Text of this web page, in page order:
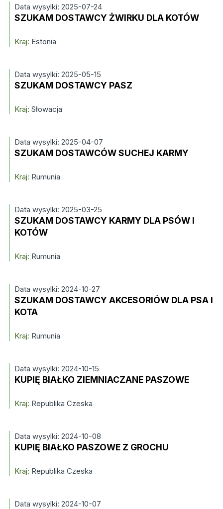
Data wysylki: 2025-07-24
SZUKAM DOSTAWCY ŻWIRKU DLA KOTÓW
Kraj: Estonia
Data wysylki: 2025-05-15
SZUKAM DOSTAWCY PASZ
Kraj: Słowacja
Data wysylki: 2025-04-07
SZUKAM DOSTAWCÓW SUCHEJ KARMY
Kraj: Rumunia
Data wysylki: 2025-03-25
SZUKAM DOSTAWCY KARMY DLA PSÓW I
KOTÓW
Kraj: Rumunia
Data wysylki: 2024-10-27
SZUKAM DOSTAWCY AKCESORIÓW DLA PSA I
KOTA
Kraj: Rumunia
Data wysylki: 2024-10-15
KUPIĘ BIAŁKO ZIEMNIACZANE PASZOWE
Kraj: Republika Czeska
Data wysylki: 2024-10-08
KUPIĘ BIAŁKO PASZOWE Z GROCHU
Kraj: Republika Czeska
Data wysylki: 2024-10-07